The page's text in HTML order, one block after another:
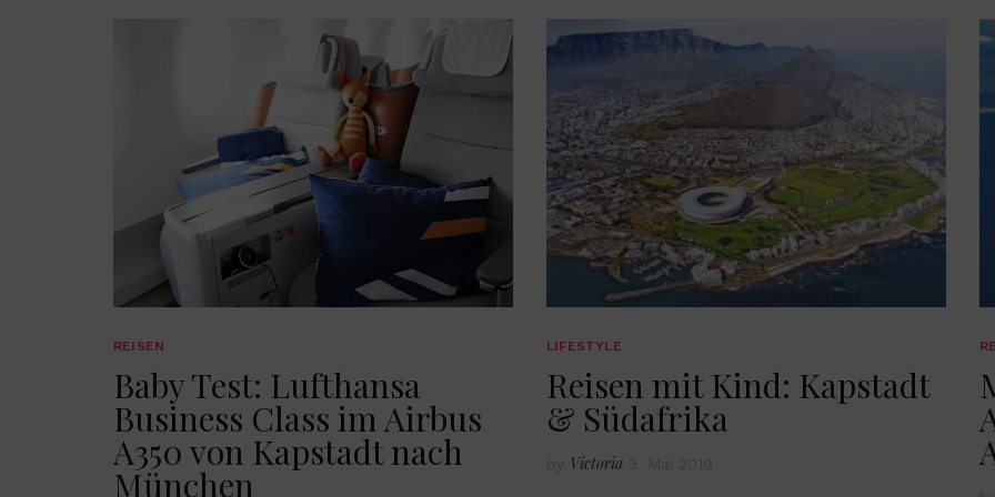
REISEN
Baby Test: Lufthansa
Business Class im Airbus
A350 von Kapstadt nach
München
LIFESTYLE
Reisen mit Kind: Kapstadt
& Südafrika
Victoria